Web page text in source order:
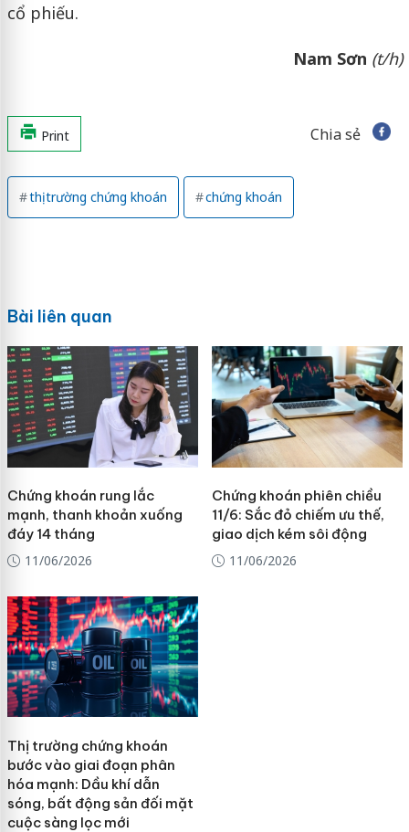
cổ phiếu.
Nam Sơn (t/h)
Print Chia sẻ
thị trường chứng khoán chứng khoán
Bài liên quan
Chứng khoán rung lắc
mạnh, thanh khoản xuống
đáy 14 tháng
11/06/2026
Chứng khoán phiên chiều
11/6: Sắc đỏ chiếm ưu thế,
giao dịch kém sôi động
11/06/2026
Thị trường chứng khoán
bước vào giai đoạn phân
hóa mạnh: Dầu khí dẫn
sóng, bất động sản đối mặt
cuộc sàng lọc mới